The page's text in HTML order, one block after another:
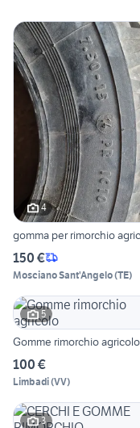
4
gomma per rimorchio
150 €
Mosciano Sant'Angelo(TE)
5
Gomme rimorchio agricolo
100 €
Limbadi(VV)
3